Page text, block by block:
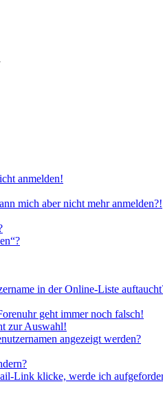
anmelden!
mich aber nicht mehr anmelden?!
in der Online-Liste
geht immer noch falsch!
zur Auswahl!
angezeigt werden?
Link klicke, werde ich